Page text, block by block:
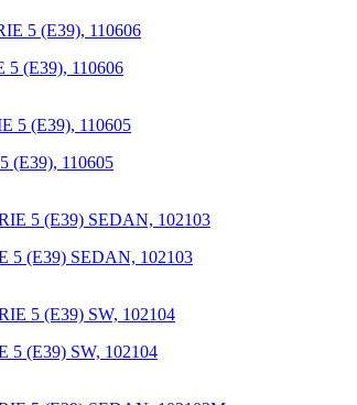
5 (E39), 110606
(E39), 110605
5 (E39) SEDAN, 102103
(E39) SW, 102104